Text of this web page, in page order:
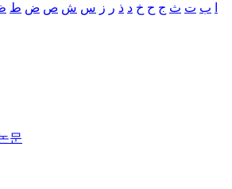
ب ت ث ج ح خ د ذ ر ز س ش ص ض ط
문